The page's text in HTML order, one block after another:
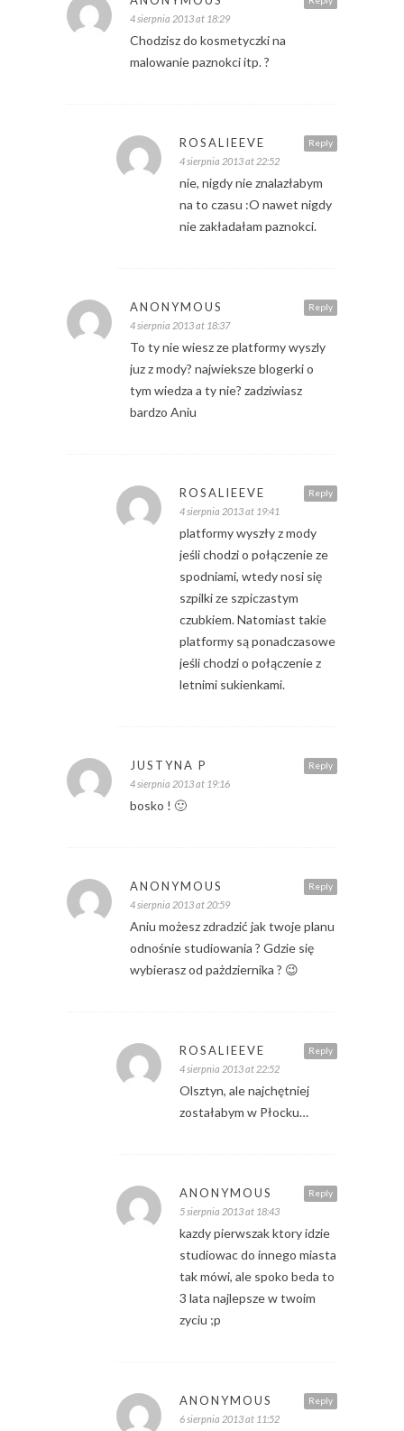
4 sierpnia 2013 at 18:29
Chodzisz do kosmetyczki na
malowanie paznokci itp. ?
Reply
ROSALIEEVE
4 sierpnia 2013 at 22:52
nie, nigdy nie znalazłabym
na to czasu :O nawet nigdy
nie zakładałam paznokci.
Reply
ANONYMOUS
4 sierpnia 2013 at 18:37
To ty nie wiesz ze platformy wyszly
juz z mody? najwieksze blogerki o
tym wiedza a ty nie? zadziwiasz
bardzo Aniu
Reply
ROSALIEEVE
4 sierpnia 2013 at 19:41
platformy wyszły z mody
jeśli chodzi o połączenie ze
spodniami, wtedy nosi się
szpilki ze szpiczastym
czubkiem. Natomiast takie
platformy są ponadczasowe
jeśli chodzi o połączenie z
letnimi sukienkami.
Reply
JUSTYNA P
4 sierpnia 2013 at 19:16
bosko ! 🙂
Reply
ANONYMOUS
4 sierpnia 2013 at 20:59
Aniu możesz zdradzić jak twoje planu
odnośnie studiowania ? Gdzie się
wybierasz od pażdziernika ? 😉
Reply
ROSALIEEVE
4 sierpnia 2013 at 22:52
Olsztyn, ale najchętniej
zostałabym w Płocku…
Reply
ANONYMOUS
5 sierpnia 2013 at 18:43
kazdy pierwszak ktory idzie
studiowac do innego miasta
tak mówi, ale spoko beda to
3 lata najlepsze w twoim
zyciu ;p
Reply
ANONYMOUS
6 sierpnia 2013 at 11:52